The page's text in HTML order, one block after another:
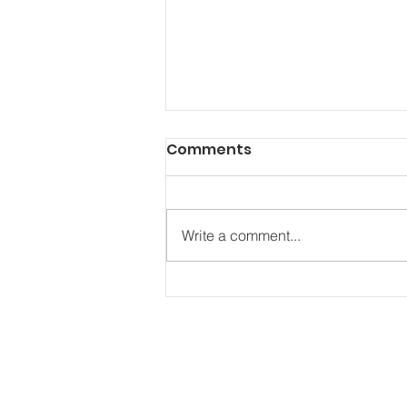
Comments
Write a comment...